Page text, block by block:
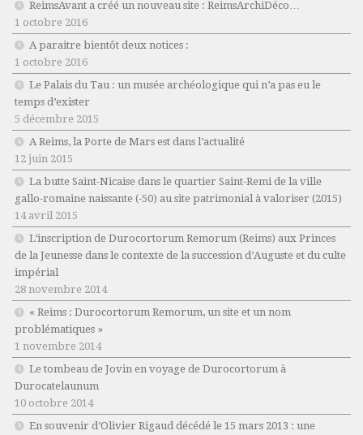
ReimsAvant a créé un nouveau site : ReimsArchiDéco…
1 octobre 2016
A paraitre bientôt deux notices :
1 octobre 2016
Le Palais du Tau : un musée archéologique qui n’a pas eu le
temps d’exister
5 décembre 2015
A Reims, la Porte de Mars est dans l’actualité
12 juin 2015
La butte Saint-Nicaise dans le quartier Saint-Remi de la ville
gallo-romaine naissante (-50) au site patrimonial à valoriser (2015)
14 avril 2015
L’inscription de Durocortorum Remorum (Reims) aux Princes
de la Jeunesse dans le contexte de la succession d’Auguste et du culte
impérial
28 novembre 2014
« Reims : Durocortorum Remorum, un site et un nom
problématiques »
1 novembre 2014
Le tombeau de Jovin en voyage de Durocortorum à
Durocatelaunum
10 octobre 2014
En souvenir d’Olivier Rigaud décédé le 15 mars 2013 : une